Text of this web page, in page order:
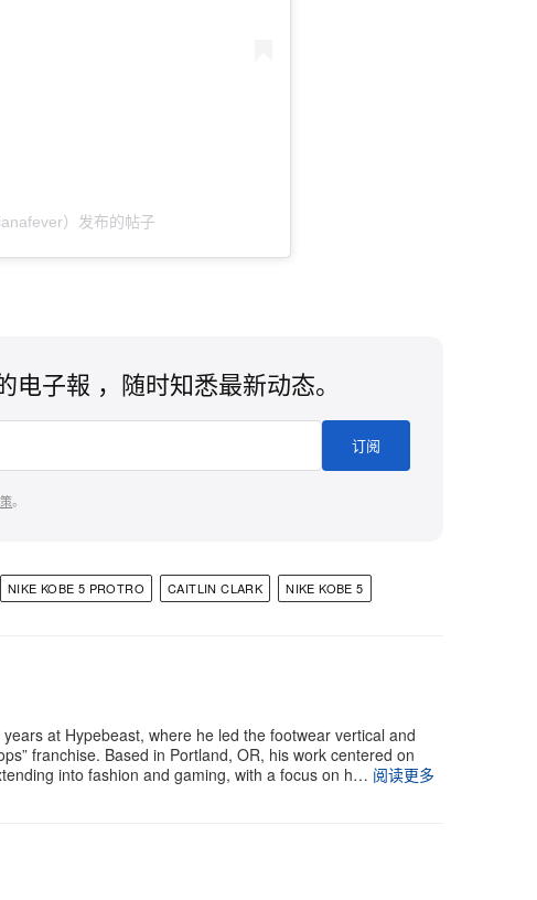
）发布的帖子
子報 ，随时知悉最新动态。
订阅
。
NIKE KOBE 5 PROTRO CAITLIN CLARK NIKE KOBE 5
at Hypebeast, where he led the footwear vertical and
franchise. Based in Portland, OR, his work centered on
into fashion and gaming, with a focus on h… 阅读更多